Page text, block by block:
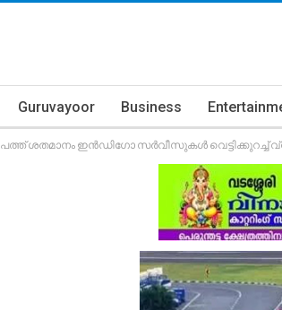
Guruvayoor Business
പത്ത് ശതമാനം ഇൻഡി​ഗോ സർവീസുകൾ വെട്ടിക്കുറച്ച്